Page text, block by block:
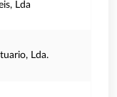
Lda
Lda.